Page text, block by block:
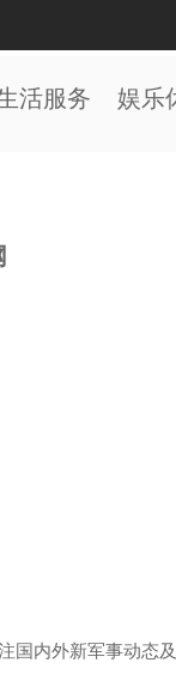
活服务 娱乐
内外新军事动态